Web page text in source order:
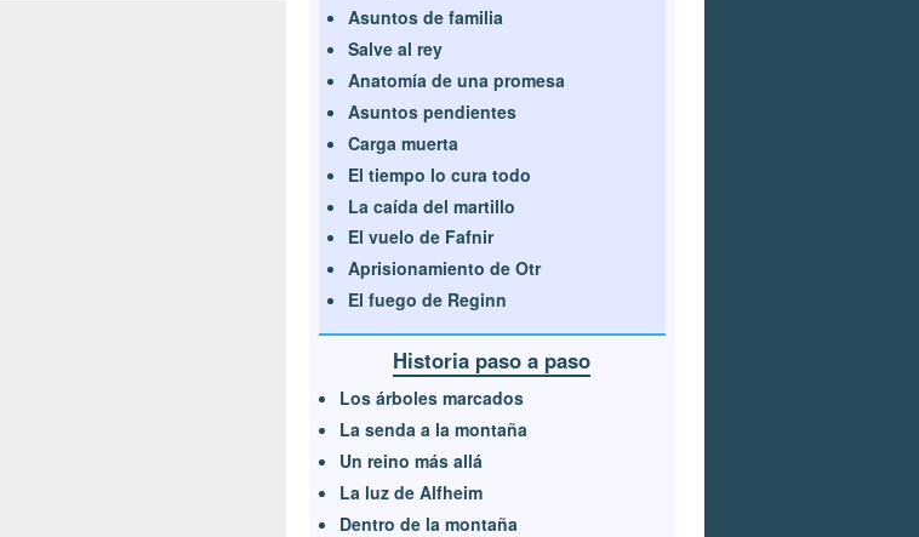
Asuntos de familia
Salve al rey
Anatomía de una promesa
Asuntos pendientes
Carga muerta
El tiempo lo cura todo
La caída del martillo
El vuelo de Fafnir
Aprisionamiento de Otr
El fuego de Reginn
Historia paso a paso
Los árboles marcados
La senda a la montaña
Un reino más allá
La luz de Alfheim
Dentro de la montaña